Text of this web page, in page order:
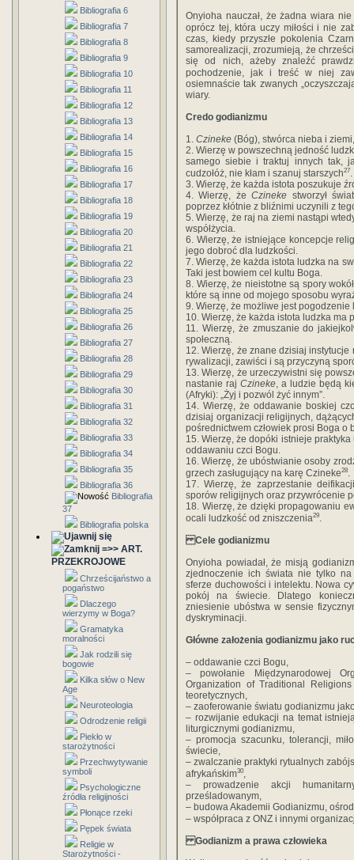
Bibliografia 6
Bibliografia 7
Bibliografia 8
Bibliografia 9
Bibliografia 10
Bibliografia 11
Bibliografia 12
Bibliografia 13
Bibliografia 14
Bibliografia 15
Bibliografia 16
Bibliografia 17
Bibliografia 18
Bibliografia 19
Bibliografia 20
Bibliografia 21
Bibliografia 22
Bibliografia 23
Bibliografia 24
Bibliografia 25
Bibliografia 26
Bibliografia 27
Bibliografia 28
Bibliografia 29
Bibliografia 30
Bibliografia 31
Bibliografia 32
Bibliografia 33
Bibliografia 34
Bibliografia 35
Bibliografia 36
Bibliografia
37
Bibliografia polska
=>> ART.
PRZEKROJOWE
Chrześcijaństwo a
pogaństwo
Dlaczego
wierzymy w Boga?
Gramatyka
moralności
Jak rodzili się
bogowie
Kilka słów o New
Age
Neuroteologia
Odrodzenie religii
Piekło w
starożytności
Przechwytywanie
symboli
Psychologiczne
źródła religijności
Płonące rzeki
Pępek świata
Religie w
Starożytności -
Onyioha nauczał, że żadna wiara
oprócz tej, która uczy miłości i nie
czas, kiedy przyszłe pokolenia
samorealizacji, zrozumieją, że
się od nich, ażeby znaleźć
pochodzenie, jak i treść w niej
osiemnaście tak zwanych
wiary.
Credo godianizmu
1. Czineke (Bóg), stwórca nieba i
2. Wierzę w powszechną jedność
samego siebie i traktuj innych tak,
cudzołóż, nie kłam i szanuj starszych27.
3. Wierzę, że każda istota poszukuje
4. Wierzę, żeCzineke stworzył
poprzez kłótnie z bliźnimi uczynili z
5. Wierzę, że raj na ziemi nastąpi
współżycia.
6. Wierzę, że istniejące koncepcje
jego dobroć dla ludzkości.
7. Wierzę, że każda istota ludzka na
Taki jest bowiem cel kultu Boga.
8. Wierzę, że nieistotne są spory
które są inne od mojego sposobu
9. Wierzę, że możliwe jest
10. Wierzę, że każda istota ludzka ma
11. Wierzę, że zmuszanie do
społeczną.
12. Wierzę, że znane dzisiaj
rywalizacji, zawiści i są przyczyną
13. Wierzę, że urzeczywistni się
nastanie raj Czineke, a ludzie będą
(Afryki): „Żyj i pozwól żyć innym”.
14. Wierzę, że oddawanie boskiej
dzisiaj organizacji religijnych,
pośrednictwem człowiek prosi Boga o
15. Wierzę, że dopóki istnieje
oddawaniu czci Bogu.
16. Wierzę, że ubóstwianie osoby
grzech zasługujący na karę Czineke28.
17. Wierzę, że zaprzestanie
sporów religijnych oraz przywrócenie
18. Wierzę, że dzięki propagowaniu
ocali ludzkość od zniszczenia29.
Cele godianizmu
Onyioha powiadał, że misją
zjednoczenie ich świata nie tylko
sferze duchowości i intelektu. Nowa
pokój na świecie. Dlatego
zniesienie ubóstwa w sensie
dyskryminacji.
Główne założenia godianizmu jako
– oddawanie czci Bogu,
– powołanie Międzynarodowej
Organization of Traditional
teoretycznych,
– zaoferowanie światu godianizmu
– rozwijanie edukacji na temat
liturgicznymi godianizmu,
– promocja szacunku, tolerancji,
świecie,
– zwalczanie praktyki rytualnych
afrykańskim30,
– prowadzenie akcji
prześladowanym,
– budowa Akademii Godianizmu,
– współpraca z ONZ i innymi
Godianizm a prawa człowieka